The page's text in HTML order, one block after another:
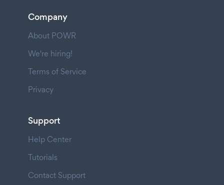
Company
About POWR
We're hiring!
Terms of Service
Privacy
Support
Help Center
Tutorials
Contact Support